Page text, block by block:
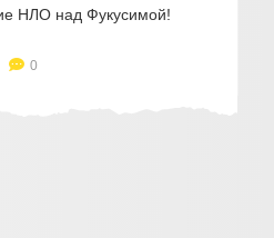
НЛО над Фукусимой!
0